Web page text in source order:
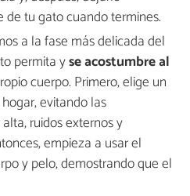
tu gato cuando termines.
a la fase más delicada del
permita yse acostumbre al
cuerpo. Primero, elige un
evitando las
ruidos externos y
empieza a usar el
y pelo, demostrando que el